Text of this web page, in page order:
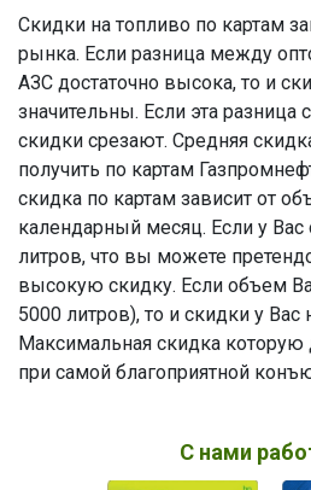
Скидки на топливо по картам
рынка. Если разница между
АЗС достаточно высока, то и
значительны. Если эта разница
скидки срезают. Средняя
получить по картам
скидка по картам зависит от
календарный месяц. Если у
литров, что вы можете
высокую скидку. Если объем
5000 литров), то и скидки у Вас
Максимальная скидка которую
при самой благоприятной
С нами